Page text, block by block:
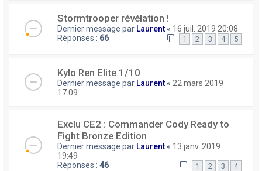
Stormtrooper révélation !
Dernier message par Laurent « 16 juil. 2019 20:08
Réponses : 66 1 2 3 4 5
Kylo Ren Elite 1/10
Dernier message par Laurent « 22 mars 2019
17:09
Exclu CE2 : Commander Cody Ready to
Fight Bronze Edition
Dernier message par Laurent « 13 janv. 2019
19:49
Réponses : 46 1 2 3 4